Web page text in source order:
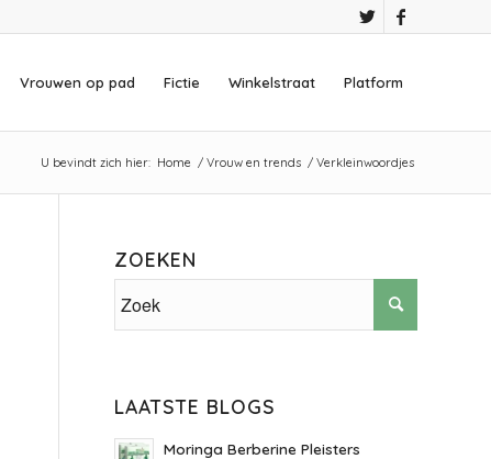
Vrouwen op pad Fictie Winkelstraat Platform
U bevindt zich hier: Home / Vrouw en trends / Verkleinwoordjes
ZOEKEN
LAATSTE BLOGS
Moringa Berberine Pleisters